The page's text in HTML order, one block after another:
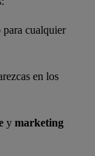
cualquier
en los
y marketing